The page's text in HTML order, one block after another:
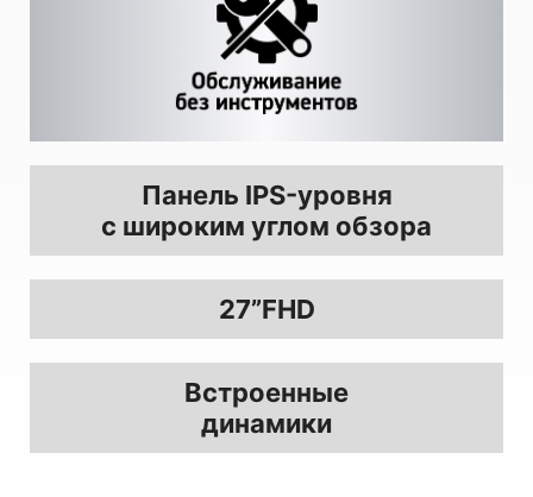
Панель IPS-уровня
с широким углом обзора
27”FHD
Встроенные
динамики